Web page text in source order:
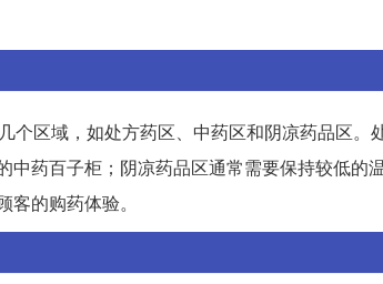
个区域，如处方药区、中药区和阴凉药品区。
药百子柜；阴凉药品区通常需要保持较低的
的购药体验。